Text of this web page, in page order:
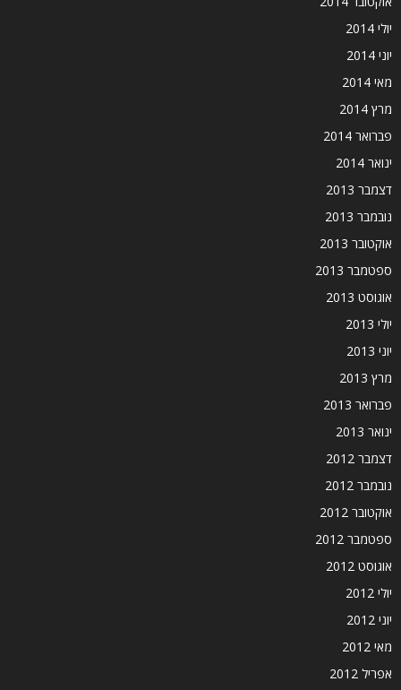
יולי 2014
יוני 2014
מאי 2014
מרץ 2014
פברואר 2014
ינואר 2014
דצמבר 2013
נובמבר 2013
אוקטובר 2013
ספטמבר 2013
אוגוסט 2013
יולי 2013
יוני 2013
מרץ 2013
פברואר 2013
ינואר 2013
דצמבר 2012
נובמבר 2012
אוקטובר 2012
ספטמבר 2012
אוגוסט 2012
יולי 2012
יוני 2012
מאי 2012
אפריל 2012